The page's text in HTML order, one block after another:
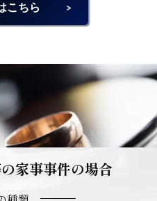
こちら
家事事件の場合